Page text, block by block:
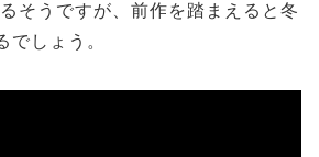
そうですが、前作を踏まえると冬
でしょう。